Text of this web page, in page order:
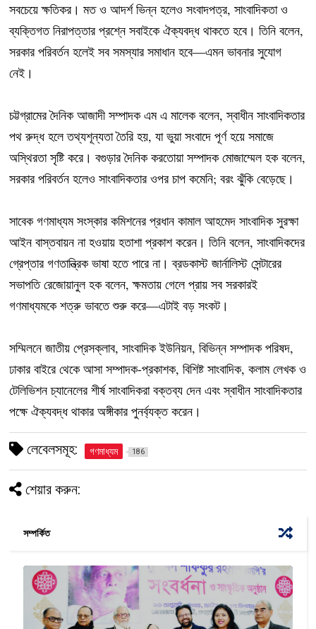
সবচেয়ে ক্ষতিকর। মত ও আদর্শ ভিন্ন হলেও সংবাদপত্র, সাংবাদিকতা ও
ব্যক্তিগত নিরাপত্তার প্রশ্নে সবাইকে ঐক্যবদ্ধ থাকতে হবে। তিনি বলেন,
সরকার পরিবর্তন হলেই সব সমস্যার সমাধান হবে—এমন ভাবনার সুযোগ
নেই।
চট্টগ্রামের দৈনিক আজাদী সম্পাদক এম এ মালেক বলেন, স্বাধীন সাংবাদিকতার
পথ রুদ্ধ হলে তথ্যশূন্যতা তৈরি হয়, যা ভুয়া সংবাদে পূর্ণ হয়ে সমাজে
অস্থিরতা সৃষ্টি করে। বগুড়ার দৈনিক করতোয়া সম্পাদক মোজাম্মেল হক বলেন,
সরকার পরিবর্তন হলেও সাংবাদিকতার ওপর চাপ কমেনি; বরং ঝুঁকি বেড়েছে।
সাবেক গণমাধ্যম সংস্কার কমিশনের প্রধান কামাল আহমেদ সাংবাদিক সুরক্ষা
আইন বাস্তবায়ন না হওয়ায় হতাশা প্রকাশ করেন। তিনি বলেন, সাংবাদিকদের
গ্রেপ্তার গণতান্ত্রিক ভাষা হতে পারে না। ব্রডকাস্ট জার্নালিস্ট সেন্টারের
সভাপতি রেজোয়ানুল হক বলেন, ক্ষমতায় গেলে প্রায় সব সরকারই
গণমাধ্যমকে শত্রু ভাবতে শুরু করে—এটাই বড় সংকট।
সম্মিলনে জাতীয় প্রেসক্লাব, সাংবাদিক ইউনিয়ন, বিভিন্ন সম্পাদক পরিষদ,
ঢাকার বাইরে থেকে আসা সম্পাদক-প্রকাশক, বিশিষ্ট সাংবাদিক, কলাম লেখক ও
টেলিভিশন চ্যানেলের শীর্ষ সাংবাদিকরা বক্তব্য দেন এবং স্বাধীন সাংবাদিকতার
পক্ষে ঐক্যবদ্ধ থাকার অঙ্গীকার পুনর্ব্যক্ত করেন।
লেবেলসমূহ: গণমাধ্যম 186
শেয়ার করুন:
সম্পর্কিত